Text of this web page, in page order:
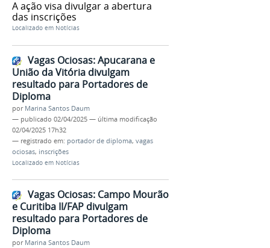
A ação visa divulgar a abertura
das inscrições
Localizado em Notícias
Vagas Ociosas: Apucarana e
União da Vitória divulgam
resultado para Portadores de
Diploma
por Marina Santos Daum
— publicado 02/04/2025 — última modificação
02/04/2025 17h32
— registrado em: portador de diploma, vagas
ociosas, inscrições
Localizado em Notícias
Vagas Ociosas: Campo Mourão
e Curitiba II/FAP divulgam
resultado para Portadores de
Diploma
por Marina Santos Daum